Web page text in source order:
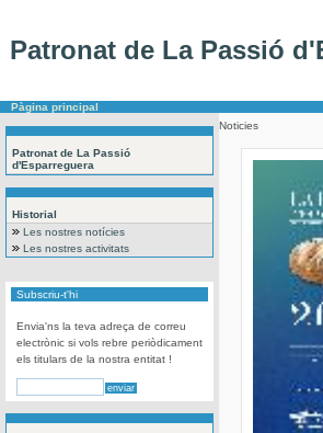
Patronat de La Passió
Pàgina principal
Patronat de La Passió
d'Esparreguera
Historial
Les nostres notícies
Les nostres activitats
Subscriu-t'hi
Envia'ns la teva adreça de correu
electrònic si vols rebre periòdicament
els titulars de la nostra entitat !
Noticies